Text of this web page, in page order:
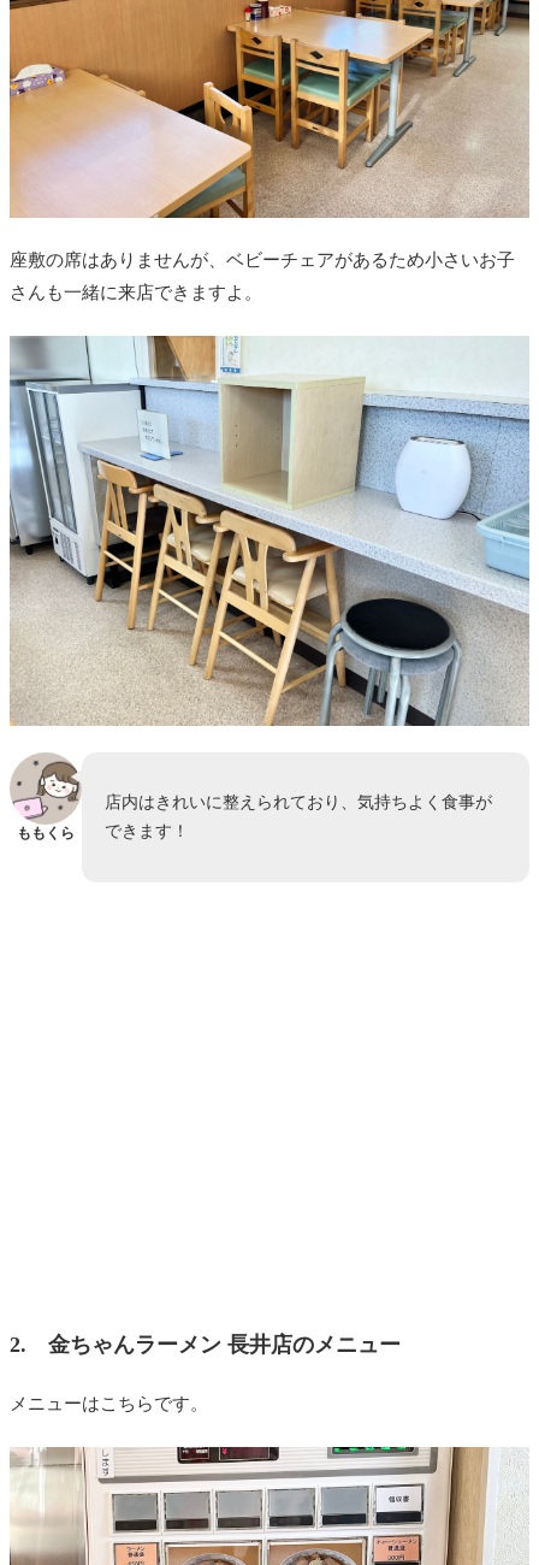
座敷の席はありませんが、ベビーチェアがあるため小さいお子
さんも一緒に来店できますよ。
ももくら
店内はきれいに整えられており、気持ちよく食事が
できます！
2. 金ちゃんラーメン 長井店のメニュー
メニューはこちらです。